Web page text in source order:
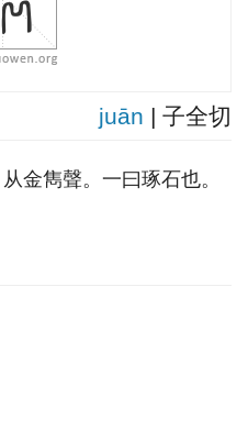
juān | 子全切
金雋聲。一曰琢石也。